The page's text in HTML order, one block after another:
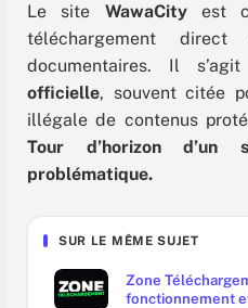
Le site WawaCityest
téléchargement
documentaires. Il
officielle, souvent citée
illégale de contenus
Tour d’horizon
problématique.
SUR LE MÊME SUJET
Zone
fonctionnement